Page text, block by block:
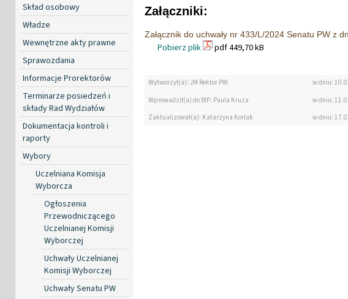
Skład osobowy
Władze
Wewnętrzne akty prawne
Sprawozdania
Informacje Prorektorów
Terminarze posiedzeń i
składy Rad Wydziałów
Dokumentacja kontroli i
raporty
Wybory
Uczelniana Komisja
Wyborcza
Ogłoszenia
Przewodniczącego
Uczelnianej Komisji
Wyborczej
Uchwały Uczelnianej
Komisji Wyborczej
Uchwały Senatu PW
Załączniki:
Załącznik do uchwały nr 433/L/2024 Senatu PW z
Pobierz plik pdf 449,70 kB
Wytworzył(a): JM Rektor PW
w dniu:
Wprowadził(a) do BIP: Paula Kruza
w dniu:
Zaktualizował(a): Katarzyna Korlak
w dniu: